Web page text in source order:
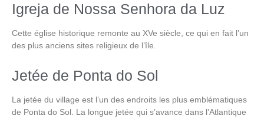
Igreja de Nossa Senhora da Luz
Cette église historique remonte au XVe siècle, ce qui en fait l’un
des plus anciens sites religieux de l’île.
Jetée de Ponta do Sol
La jetée du village est l’un des endroits les plus emblématiques
de Ponta do Sol . La longue jetée qui s’avance dans l’Atlantique